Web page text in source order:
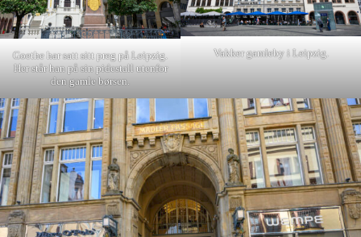
Goethe har satt sitt preg på Leipzig.
Her står han på sin pidestall utenfor
den gamle børsen.
Vakker gamleby i Leipzig.